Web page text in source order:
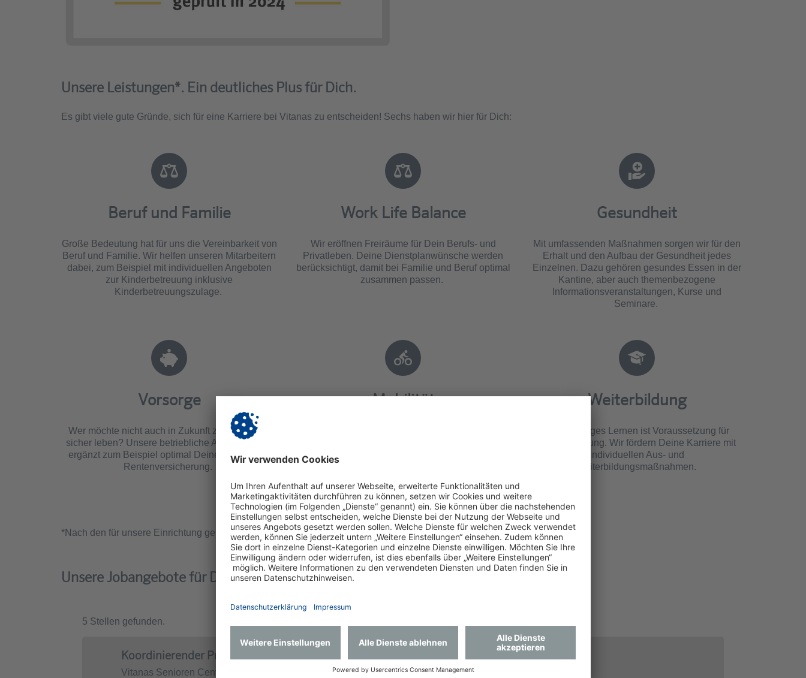
Unsere Leistungen*. Ein deutliches Plus für Dich.
Es gibt viele gute Gründe, sich für eine Karriere bei Vitanas zu entscheiden! Sechs haben wir hier für Dich:
Beruf und Familie
Große Bedeutung hat für uns die Vereinbarkeit von
Beruf und Familie. Wir helfen unseren Mitarbeitern
dabei, zum Beispiel mit individuellen Angeboten
zur Kinderbetreuung inklusive
Kinderbetreuungszulage.
Work Life Balance
Wir eröffnen Freiräume für Dein Berufs- und
Privatleben. Deine Dienstplanwünsche werden
berücksichtigt, damit bei Familie und Beruf optimal
zusammen passen.
Gesundheit
Mit umfassenden Maßnahmen sorgen wir für den
Erhalt und den Aufbau der Gesundheit jedes
Einzelnen. Dazu gehören gesundes Essen in der
Kantine, aber auch themenbezogene
Informationsveranstaltungen, Kurse und
Seminare.
Vorsorge
Wer möchte nicht auch in Zukunft zufrieden und
sicher leben? Unsere betriebliche Altersvorsorge
ergänzt zum Beispiel optimal Deine gesetzliche
Rentenversicherung.
Mobilität
auf unseren Mitarbeiter-Parkplätzen mit Sicherheit
einen Stellplatz für Dein Fahrzeug. Als
auch über Fahrradabstellanlagen.
Weiterbildung
Lebenslanges Lernen ist Voraussetzung für
Spitzenleistung. Wir fördern Deine Karriere mit
individuellen Aus- und
Weiterbildungsmaßnahmen.
*Nach den für unsere Einrichtung geltenden Regelungen.
Unsere Jobangebote für Dich
5 Stellen gefunden.
Koordinierender Praxisanleiter (m|w|d)
Vitanas Senioren Centrum Rosenpark in Uehlfeld